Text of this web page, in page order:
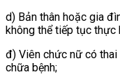
d) Bản thân hoặc gia
không thể tiếp tục thực
đ) Viên chức nữ có
chữa bệnh;